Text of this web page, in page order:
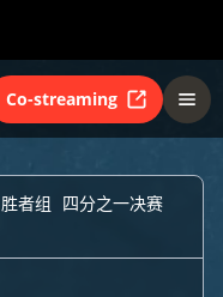
Co-streaming
胜者组 四分之一决赛